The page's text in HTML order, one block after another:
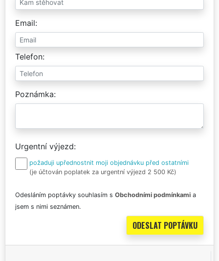
Email
Telefon
Poznámka
Urgentní výjezd
požaduji upřednostnit moji objednávku před ostatními
(je účtován poplatek za urgentní výjezd 2 500 Kč)
Odesláním poptávky souhlasím s Obchodními podmínkami a
jsem s nimi seznámen.